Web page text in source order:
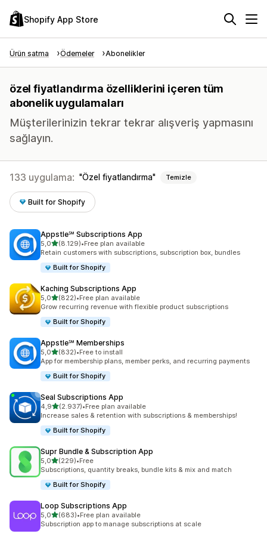
Shopify App Store
Ürün satma Ödemeler Abonelikler
özel fiyatlandırma özelliklerini içeren tüm
abonelik uygulamaları
Müşterilerinizin tekrar tekrar alışveriş yapmasını
sağlayın.
133 uygulama: Özel fiyatlandırma Temizle
Built for Shopify
Appstle℠ Subscriptions App
5,05 yıldız üzerinden
(8.129)
toplam 8129 değerlendirme
•Free plan available
Retain customers with subscriptions, subscription box, bundles
Built for Shopify
Kaching Subscriptions App
5,05 yıldız üzerinden
(822)
toplam 822 değerlendirme
•Free plan available
Grow recurring revenue with flexible product subscriptions
Built for Shopify
Appstle℠ Memberships
5,05 yıldız üzerinden
(832)
toplam 832 değerlendirme
•Free to install
App for membership plans, member perks, and recurring payments
Built for Shopify
Seal Subscriptions App
4,95 yıldız üzerinden
(2.937)
toplam 2937 değerlendirme
•Free plan available
Increase sales & retention with subscriptions & memberships!
Built for Shopify
Supr Bundle & Subscription App
5,05 yıldız üzerinden
(229)
toplam 229 değerlendirme
•Free
Subscriptions, quantity breaks, bundle kits & mix and match
Built for Shopify
Loop Subscriptions App
5,05 yıldız üzerinden
(683)
toplam 683 değerlendirme
•Free plan available
Subscription app to manage subscriptions at scale